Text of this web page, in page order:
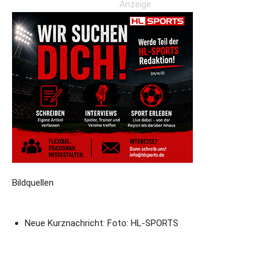
Anzeige
Bildquellen
Neue Kurznachricht: Foto: HL-SPORTS